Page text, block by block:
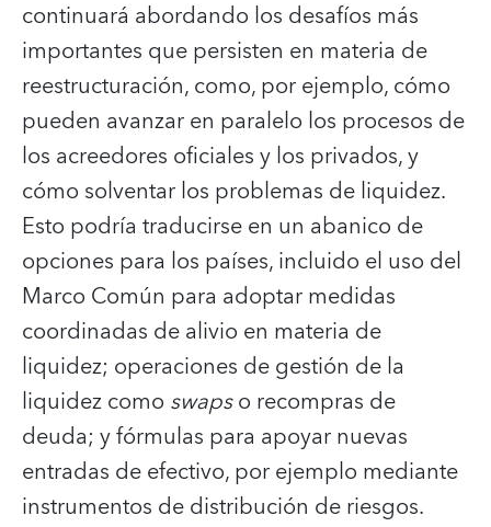
continuará abordando los desafíos más
importantes que persisten en materia de
reestructuración, como, por ejemplo, cómo
pueden avanzar en paralelo los procesos de
los acreedores oficiales y los privados, y
cómo solventar los problemas de liquidez.
Esto podría traducirse en un abanico de
opciones para los países, incluido el uso del
Marco Común para adoptar medidas
coordinadas de alivio en materia de
liquidez; operaciones de gestión de la
liquidez como swapso recompras de
deuda; y fórmulas para apoyar nuevas
entradas de efectivo, por ejemplo mediante
instrumentos de distribución de riesgos.